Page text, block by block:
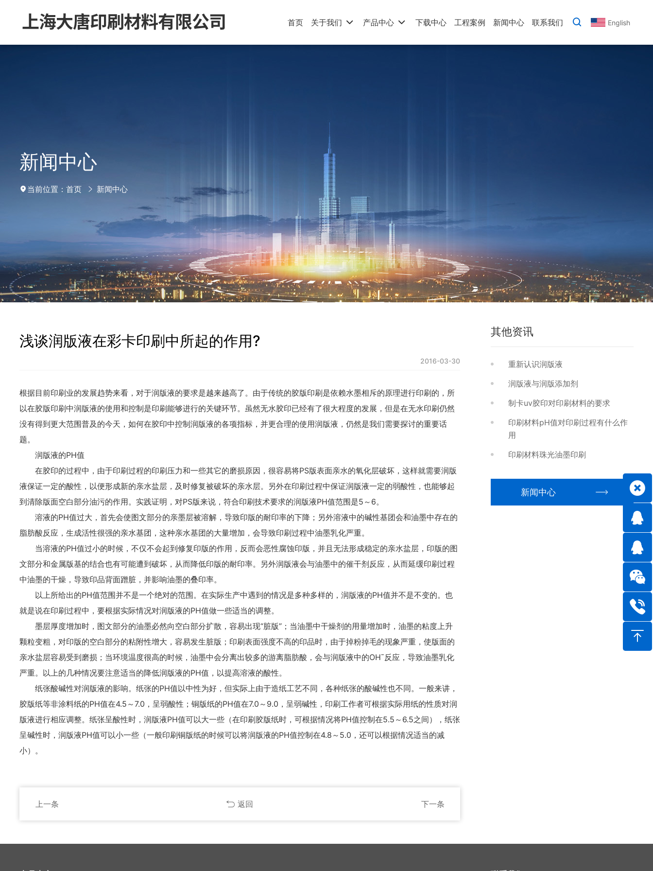
首页 关于我们 产品中心 下载中心 工程案例 新闻中心 联系我们 English
新闻中心
当前位置：首页 新闻中心
浅谈润版液在彩卡印刷中所起的作用?
2016-03-30
根据目前印刷业的发展趋势来看，对于润版液的要求是越来越高了。由于传统的胶版印刷是依赖水墨相斥的原理进行印刷的，所
以在胶版印刷中润版液的使用和控制是印刷能够进行的关键环节。虽然无水胶印已经有了很大程度的发展，但是在无水印刷仍然
没有得到更大范围普及的今天，如何在胶印中控制润版液的各项指标，并更合理的使用润版液，仍然是我们需要探讨的重要话
题。
润版液的PH值
在胶印的过程中，由于印刷过程的印刷压力和一些其它的磨损原因，很容易将PS版表面亲水的氧化层破坏，这样就需要润版
液保证一定的酸性，以便形成新的亲水盐层，及时修复被破坏的亲水层。另外在印刷过程中保证润版液一定的弱酸性，也能够起
到清除版面空白部分油污的作用。实践证明，对PS版来说，符合印刷技术要求的润版液PH值范围是5～6。
溶液的PH值过大，首先会使图文部分的亲墨层被溶解，导致印版的耐印率的下降；另外溶液中的碱性基团会和油墨中存在的
脂肪酸反应，生成活性很强的亲水基团，这种亲水基团的大量增加，会导致印刷过程中油墨乳化严重。
当溶液的PH值过小的时候，不仅不会起到修复印版的作用，反而会恶性腐蚀印版，并且无法形成稳定的亲水盐层，印版的图
文部分和金属版基的结合也有可能遭到破坏，从而降低印版的耐印率。另外润版液会与油墨中的催干剂反应，从而延缓印刷过程
中油墨的干燥，导致印品背面蹭脏，并影响油墨的叠印率。
以上所给出的PH值范围并不是一个绝对的范围。在实际生产中遇到的情况是多种多样的，润版液的PH值并不是不变的。也
就是说在印刷过程中，要根据实际情况对润版液的PH值做一些适当的调整。
墨层厚度增加时，图文部分的油墨必然向空白部分扩散，容易出现“脏版”；当油墨中干燥剂的用量增加时，油墨的粘度上升
颗粒变粗，对印版的空白部分的粘附性增大，容易发生脏版；印刷表面强度不高的印品时，由于掉粉掉毛的现象严重，使版面的
亲水盐层容易受到磨损；当环境温度很高的时候，油墨中会分离出较多的游离脂肪酸，会与润版液中的OHˉ反应，导致油墨乳化
严重。以上的几种情况要注意适当的降低润版液的PH值，以提高溶液的酸性。
纸张酸碱性对润版液的影响。纸张的PH值以中性为好，但实际上由于造纸工艺不同，各种纸张的酸碱性也不同。一般来讲，
胶版纸等非涂料纸的PH值在4.5～7.0，呈弱酸性；铜版纸的PH值在7.0～9.0，呈弱碱性，印刷工作者可根据实际用纸的性质对润
版液进行相应调整。纸张呈酸性时，润版液PH值可以大一些（在印刷胶版纸时，可根据情况将PH值控制在5.5～6.5之间），纸张
呈碱性时，润版液PH值可以小一些（一般印刷铜版纸的时候可以将润版液的PH值控制在4.8～5.0，还可以根据情况适当的减
小）。
上一条 返回 下一条
其他资讯
重新认识润版液
润版液与润版添加剂
制卡uv胶印对印刷材料的要求
印刷材料pH值对印刷过程有什么作
用
印刷材料珠光油墨印刷
新闻中心